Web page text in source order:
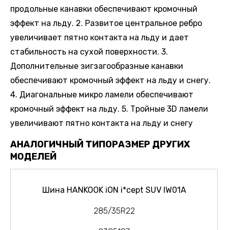
продольные канавки обеспечивают кромочный
эффект на льду. 2. Развитое центральное ребро
увеличивает пятно контакта на льду и дает
стабильность на сухой поверхности. 3.
Дополнительные зигзагообразные канавки
обеспечивают кромочный эффект на льду и снегу.
4. Диагональные микро ламели обеспечивают
кромочный эффект на льду. 5. Тройные 3D ламели
увеличивают пятно контакта на льду и снегу
АНАЛОГИЧНЫЙ ТИПОРАЗМЕР ДРУГИХ
МОДЕЛЕЙ
Шина HANKOOK iON i*cept SUV IW01A
285/35R22